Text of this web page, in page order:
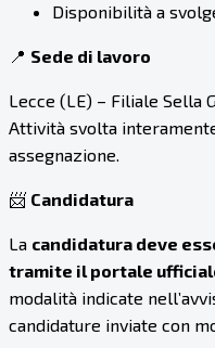
Disponibilità a
📍 Sede di lavoro
Lecce (LE) – Filiale Sella
Attività svolta
assegnazione.
📨 Candidatura
La candidatura deve
tramite il portale
modalità indicate
candidature inviate con